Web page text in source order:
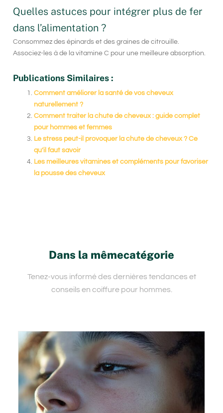
Quelles astuces pour intégrer plus de fer
dans l’alimentation ?
Consommez des épinards et des graines de citrouille.
Associez-les à de la vitamine C pour une meilleure absorption.
Publications Similaires :
Comment améliorer la santé de vos cheveux
naturellement ?
Comment traiter la chute de cheveux : guide complet
pour hommes et femmes
Le stress peut-il provoquer la chute de cheveux ? Ce
qu’il faut savoir
Les meilleures vitamines et compléments pour favoriser
la pousse des cheveux
Dans la mêmecatégorie
Tenez-vous informé des dernières tendances et
conseils en coiffure pour hommes.